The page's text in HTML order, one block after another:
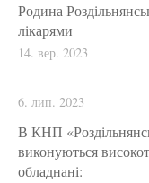
Родина
лікарями
14. вер. 2023
6. лип. 2023
В КНП
виконуються
обладнані: